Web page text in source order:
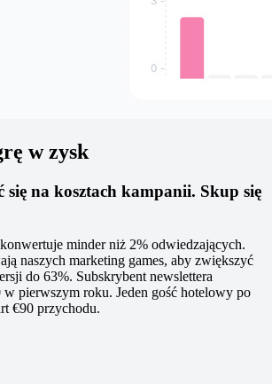
w zysk
się na kosztach kampanii. Skup się
minder niż 2% odwiedzających.
naszych marketing games, aby zwiększyć
do 63%. Subskrybent newslettera
w pierwszym roku. Jeden gość hotelowy po
€90 przychodu.